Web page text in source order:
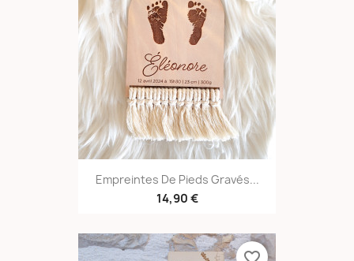
Empreintes De Pieds Gravés...
14,90 €